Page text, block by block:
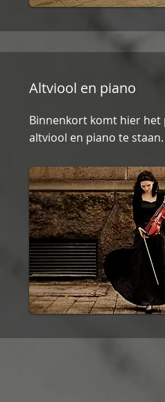
Altviool en piano
Binnenkort komt hier
altviool en piano te staan.